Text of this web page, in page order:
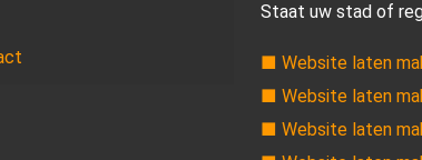
Staat uw stad of
■ Website laten
■ Website laten
■ Website laten